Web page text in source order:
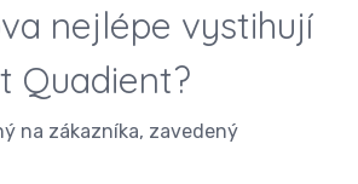
nejlépe vystihují
Quadient?
na zákazníka, zavedený